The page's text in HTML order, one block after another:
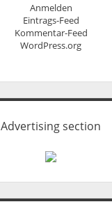
Anmelden
Eintrags-Feed
Kommentar-Feed
WordPress.org
Advertising section